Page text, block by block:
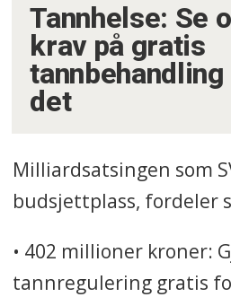
Tannhelse: Se
krav på gratis
det
Milliardsatsingen som
budsjettplass, fordeler
• 402 millioner kroner:
tannregulering gratis